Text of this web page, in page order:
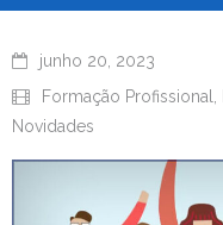
EXPONAF 2027
junho 20, 2023
Formação Profissional
Novidades